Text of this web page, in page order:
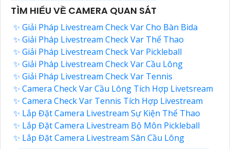
TÌM HIỂU VỀ CAMERA QUAN SÁT
✨ Giải Pháp Livestream Check Var Cho Bàn Bida
✨ Giải Pháp Livestream Check Var Thể Thao
✨ Giải Pháp Livestream Check Var Pickleball
✨ Giải Pháp Livestream Check Var Cầu Lông
✨ Giải Pháp Livestream Check Var Tennis
✨ Camera Check Var Cầu Lông Tích Hợp Livetsream
✨ Camera Check Var Tennis Tích Hợp Livestream
✨ Lắp Đặt Camera Livestream Sự Kiện Thể Thao
✨ Lắp Đặt Camera Livestream Bộ Môn Pickleball
✨ Lắp Đặt Camera Livestream Sân Cầu Lông